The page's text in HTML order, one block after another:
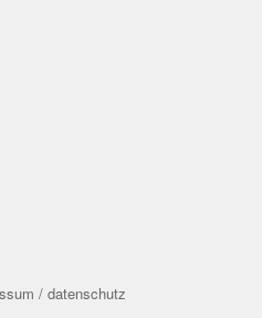
/ datenschutz